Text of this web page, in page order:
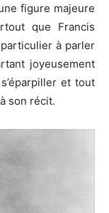
figure majeure
que Francis
à parler
joyeusement
et tout
son récit.